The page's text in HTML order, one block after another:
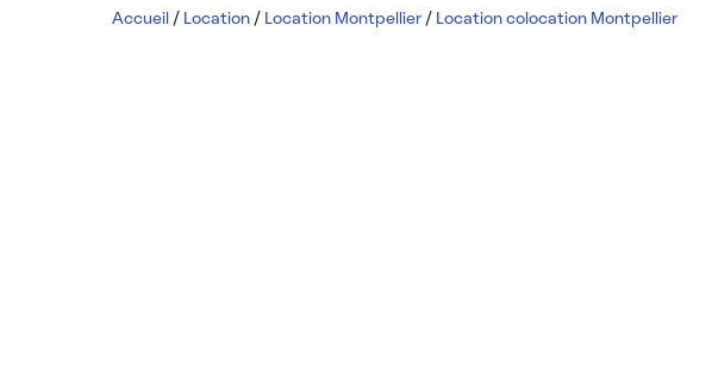
Accueil / Location / Location Montpellier / Location colocation Montpellier